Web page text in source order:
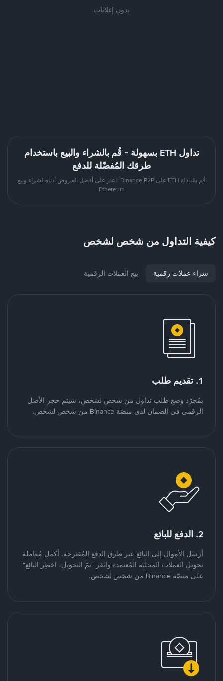
بدون إعلانات
تداول ETH بسهولة - قُم بالشراء والبيع باستخدام
طرقك المُفضّلة للدفع
قُم بمُبادلة ETH على Binance P2P. اعثر على أفضل العروض أدناه لشراء وبيع
Ethereum
كيفية التداول من شخص لشخص
شراء عملات رقمية بيع العملات الرقمية
1. تقديم طلب
بمُجرّد وضع طلب تداول من شخص لشخص، سيتم حجز الأصل
الرقمي في الضمان لدى منصّة Binance من شخص لشخص.
2. الدفع للبائع
أرسل الأموال إلى البائع عبر طرق الدفع المُقترحة. أكمل مُعاملة
تحويل العملات المحلية المُعتمدة وانقر "تمّ التحويل، اخطِر البائع"
على منصّة Binance من شخص لشخص.